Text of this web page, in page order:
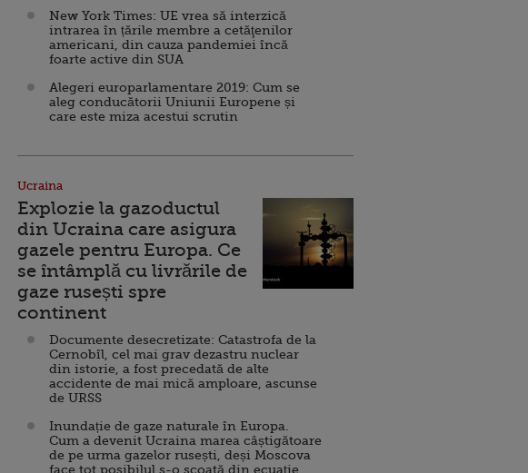
New York Times: UE vrea să interzică
intrarea în țările membre a cetăţenilor
americani, din cauza pandemiei încă
foarte active din SUA
Alegeri europarlamentare 2019: Cum se
aleg conducătorii Uniunii Europene și
care este miza acestui scrutin
Ucraina
Explozie la gazoductul
din Ucraina care asigura
gazele pentru Europa. Ce
se întâmplă cu livrările de
gaze rusești spre
continent
Documente desecretizate: Catastrofa de la
Cernobîl, cel mai grav dezastru nuclear
din istorie, a fost precedată de alte
accidente de mai mică amploare, ascunse
de URSS
Inundație de gaze naturale în Europa.
Cum a devenit Ucraina marea câștigătoare
de pe urma gazelor rusești, deși Moscova
face tot posibilul s-o scoată din ecuație